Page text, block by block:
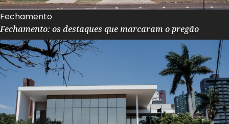
Fechamento
Fechamento: os destaques que marcaram o pregão